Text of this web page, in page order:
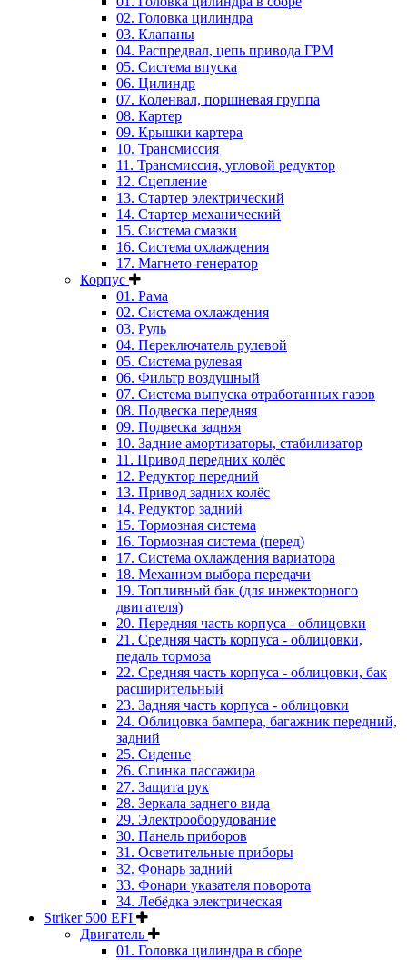
02. Головка цилиндра
03. Клапаны
04. Распредвал, цепь привода ГРМ
05. Система впуска
06. Цилиндр
07. Коленвал, поршневая группа
08. Картер
09. Крышки картера
10. Трансмиссия
11. Трансмиссия, угловой редуктор
12. Сцепление
13. Стартер электрический
14. Стартер механический
15. Система смазки
16. Система охлаждения
17. Магнето-генератор
Корпус
01. Рама
02. Система охлаждения
03. Руль
04. Переключатель рулевой
05. Система рулевая
06. Фильтр воздушный
07. Система выпуска отработанных газов
08. Подвеска передняя
09. Подвеска задняя
10. Задние амортизаторы, стабилизатор
11. Привод передних колёс
12. Редуктор передний
13. Привод задних колёс
14. Редуктор задний
15. Тормозная система
16. Тормозная система (перед)
17. Система охлаждения вариатора
18. Механизм выбора передачи
19. Топливный бак (для инжекторного
двигателя)
20. Передняя часть корпуса - облицовки
21. Средняя часть корпуса - облицовки,
педаль тормоза
22. Средняя часть корпуса - облицовки, бак
расширительный
23. Задняя часть корпуса - облицовки
24. Облицовка бампера, багажник передний,
задний
25. Сиденье
26. Спинка пассажира
27. Защита рук
28. Зеркала заднего вида
29. Электрооборудование
30. Панель приборов
31. Oсветительные приборы
32. Фонарь задний
33. Фонари указателя поворота
34. Лебёдка электрическая
Striker 500 EFI
Двигатель
01. Головка цилиндра в сборе